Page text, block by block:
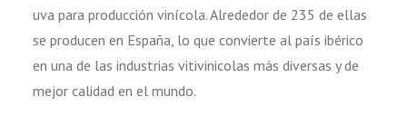
uva para producción vinícola. Alrededor de 235 de ellas
se producen en España, lo que convierte al país ibérico
en una de las industrias vitivinicolas más diversas y de
mejor calidad en el mundo.